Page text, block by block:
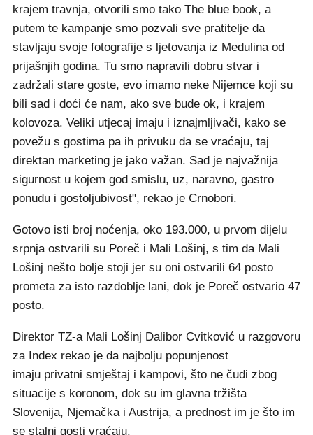
krajem travnja, otvorili smo tako The blue book, a
putem te kampanje smo pozvali sve pratitelje da
stavljaju svoje fotografije s ljetovanja iz Medulina od
prijašnjih godina. Tu smo napravili dobru stvar i
zadržali stare goste, evo imamo neke Nijemce koji su
bili sad i doći će nam, ako sve bude ok, i krajem
kolovoza. Veliki utjecaj imaju i iznajmljivači, kako se
povežu s gostima pa ih privuku da se vraćaju, taj
direktan marketing je jako važan. Sad je najvažnija
sigurnost u kojem god smislu, uz, naravno, gastro
ponudu i gostoljubivost", rekao je Crnobori.
Gotovo isti broj noćenja, oko 193.000, u prvom dijelu
srpnja ostvarili su Poreč i Mali Lošinj, s tim da Mali
Lošinj nešto bolje stoji jer su oni ostvarili 64 posto
prometa za isto razdoblje lani, dok je Poreč ostvario 47
posto.
Direktor TZ-a Mali Lošinj Dalibor Cvitković u razgovoru
za Index rekao je da najbolju popunjenost
imaju privatni smještaj i kampovi, što ne čudi zbog
situacije s koronom, dok su im glavna tržišta
Slovenija, Njemačka i Austrija, a prednost im je što im
se stalni gosti vraćaju.